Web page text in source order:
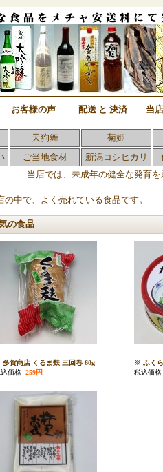
お客様の声 配送 と 決済 当
天狗舞
菊姫
ご当地食材 新潟コシヒカリ
当店では、未成年の健全な発育
の中で、よく売れている食品です。
の食品
賀商店 くるま麩 三回巻 60g
価格 259円
※ ふく
税込価